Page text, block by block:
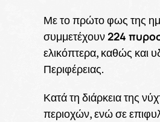
Με το πρώτο φως της
συμμετέχουν224
ελικόπτερα, καθώς και
Περιφέρειας.
Κατά τη διάρκεια της
περιοχών, ενώ σε